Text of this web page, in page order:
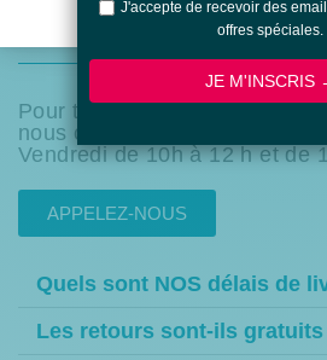
LES QUESTIONS
Pour toutes vos autres
nous contacter par téléphone
Vendredi de 10h à 12 h et de
APPELEZ-NOUS
Quels sont NOS délais de
Les retours sont-ils gratuits